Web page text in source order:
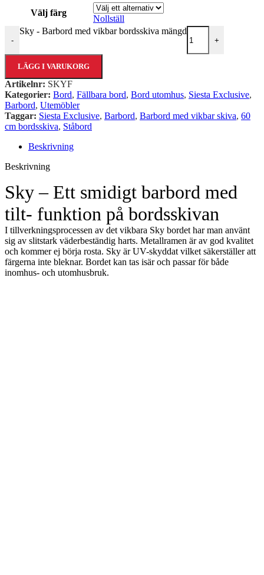
Välj färg
Nollställ
-
Sky - Barbord med vikbar bordsskiva mängd
+
LÄGG I VARUKORG
Artikelnr: SKYF
Kategorier: Bord, Fällbara bord, Bord utomhus, Siesta Exclusive,
Barbord, Utemöbler
Taggar: Siesta Exclusive, Barbord, Barbord med vikbar skiva, 60
cm bordsskiva, Ståbord
Beskrivning
Beskrivning
Sky – Ett smidigt barbord med
tilt- funktion på bordsskivan
I tillverkningsprocessen av det vikbara Sky bordet har man använt
sig av slitstark väderbeständig harts. Metallramen är av god kvalitet
och kommer ej börja rosta. Sky är UV-skyddat vilket säkerställer att
färgerna inte bleknar. Bordet kan tas isär och passar för både
inomhus- och utomhusbruk.